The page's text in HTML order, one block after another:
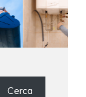
Cerca